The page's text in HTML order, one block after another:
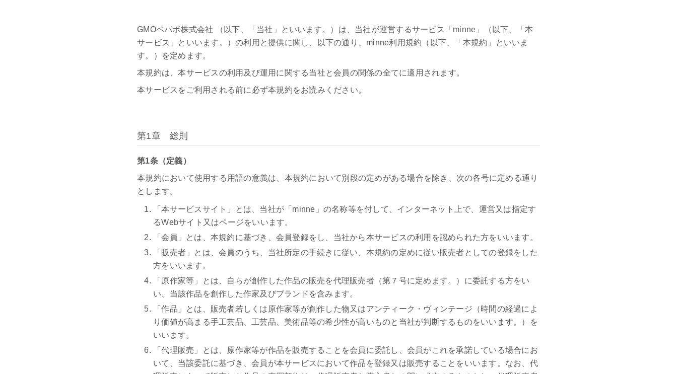
GMOペパボ株式会社 （以下、「当社」といいます。）は、当社が運営するサービス「minne」（以下、「本
サービス」といいます。）の利用と提供に関し、以下の通り、minne利用規約（以下、「本規約」といいま
す。）を定めます。
本規約は、本サービスの利用及び運用に関する当社と会員の関係の全てに適用されます。
本サービスをご利用される前に必ず本規約をお読みください。
第1章 総則
第1条（定義）
本規約において使用する用語の意義は、本規約において別段の定めがある場合を除き、次の各号に定める通り
とします。
「本サービスサイト」とは、当社が「minne」の名称等を付して、インターネット上で、運営又は指定す
るWebサイト又はページをいいます。
「会員」とは、本規約に基づき、会員登録をし、当社から本サービスの利用を認められた方をいいます。
「販売者」とは、会員のうち、当社所定の手続きに従い、本規約の定めに従い販売者としての登録をした
方をいいます。
「原作家等」とは、自らが創作した作品の販売を代理販売者（第７号に定めます。）に委託する方をい
い、当該作品を創作した作家及びブランドを含みます。
「作品」とは、販売者若しくは原作家等が創作した物又はアンティーク・ヴィンテージ（時間の経過によ
り価値が高まる手工芸品、工芸品、美術品等の希少性が高いものと当社が判断するものをいいます。）を
いいます。
「代理販売」とは、原作家等が作品を販売することを会員に委託し、会員がこれを承諾している場合にお
いて、当該委託に基づき、会員が本サービスにおいて作品を登録又は販売することをいいます。なお、代